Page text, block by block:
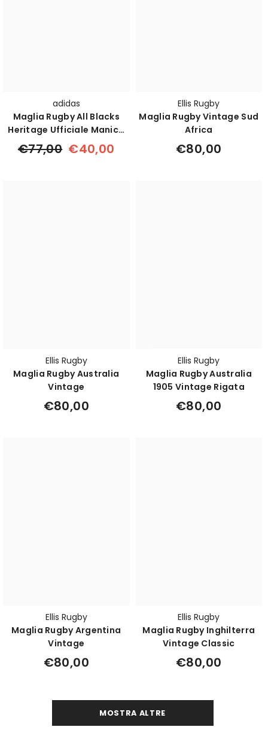
adidas
Maglia Rugby All Blacks
Heritage Ufficiale Manica
Lunga
€77,00 €40,00
Ellis Rugby
Maglia Rugby Vintage Sud
Africa
€80,00
Ellis Rugby
Maglia Rugby Australia
Vintage
€80,00
Ellis Rugby
Maglia Rugby Australia
1905 Vintage Rigata
€80,00
Ellis Rugby
Maglia Rugby Argentina
Vintage
€80,00
Ellis Rugby
Maglia Rugby Inghilterra
Vintage Classic
€80,00
MOSTRA ALTRE